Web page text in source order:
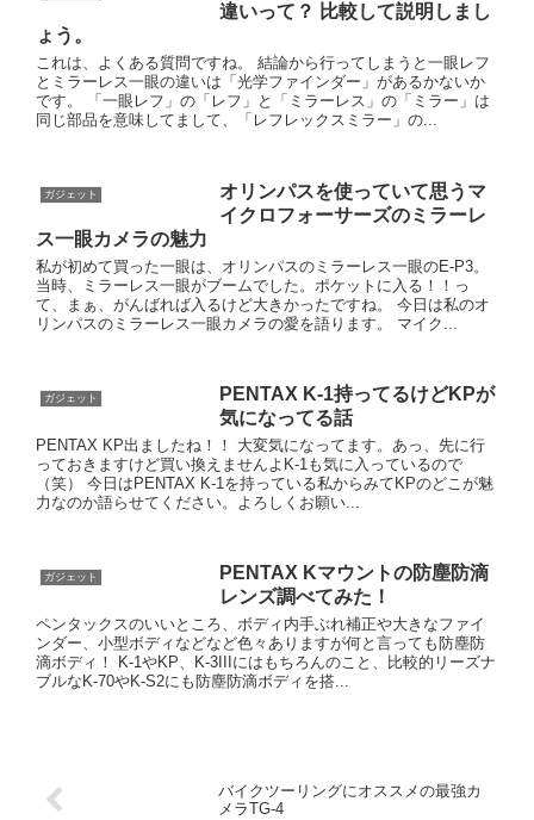
違いって？ 比較して説明しまし
ょう。
これは、よくある質問ですね。 結論から行ってしまうと一眼レフ
とミラーレス一眼の違いは「光学ファインダー」があるかないか
です。 「一眼レフ」の「レフ」と「ミラーレス」の「ミラー」は
同じ部品を意味してまして、「レフレックスミラー」の...
ガジェット
オリンパスを使っていて思うマ
イクロフォーサーズのミラーレ
ス一眼カメラの魅力
私が初めて買った一眼は、オリンパスのミラーレス一眼のE-P3。
当時、ミラーレス一眼がブームでした。ポケットに入る！！っ
て、まぁ、がんばれば入るけど大きかったですね。 今日は私のオ
リンパスのミラーレス一眼カメラの愛を語ります。 マイク...
ガジェット
PENTAX K-1持ってるけどKPが
気になってる話
PENTAX KP出ましたね！！ 大変気になってます。あっ、先に行
っておきますけど買い換えませんよK-1も気に入っているので
（笑） 今日はPENTAX K-1を持っている私からみてKPのどこが魅
力なのか語らせてください。よろしくお願い...
ガジェット
PENTAX Kマウントの防塵防滴
レンズ調べてみた！
ペンタックスのいいところ、ボディ内手ぶれ補正や大きなファイ
ンダー、小型ボディなどなど色々ありますが何と言っても防塵防
滴ボディ！ K-1やKP、K-3IIIにはもちろんのこと、比較的リーズナ
ブルなK-70やK-S2にも防塵防滴ボディを搭...
バイクツーリングにオススメの最強カ
メラTG-4